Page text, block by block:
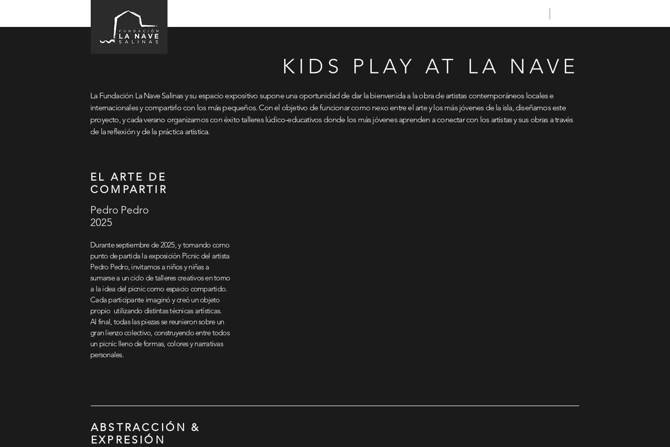
KIDS PLAY AT LA NAVE
La Fundación La Nave Salinas y su espacio expositivo supone una oportunidad de dar la bienvenida a la obra de artistas contemporáneos locales e
internacionales y compartirlo con los más pequeños.Con el objetivo de funcionar como nexo entre el arte y los más jóvenes de la isla, diseñamos este
proyecto, y cada verano organizamos con éxito talleres lúdico-educativos donde los más jóvenes aprenden a conectar con los artistas y sus obras a través
de la reflexión y de la práctica artística.
EL ARTE DE
COMPARTIR
Pedro Pedro
2025
Durante septiembre de 2025, y tomando como
punto de partida la exposición Picnic del artista
Pedro Pedro, invitamos a niños y niñas a
sumarse a un ciclo de talleres creativos en torno
a la idea del picnic como espacio compartido.
Cada participante imaginó y creó un objeto
propio utilizando distintas técnicas artísticas.
Al final, todas las piezas se reunieron sobre un
gran lienzo colectivo, construyendo entre todos
un picnic lleno de formas, colores y narrativas
personales.
ABSTRACCIÓN &
EXPRESIÓN